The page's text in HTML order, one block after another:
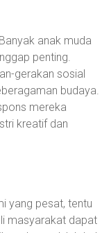
anak muda
penting.
gerakan sosial
budaya.
mereka
kreatif dan
yang pesat, tentu
masyarakat dapat